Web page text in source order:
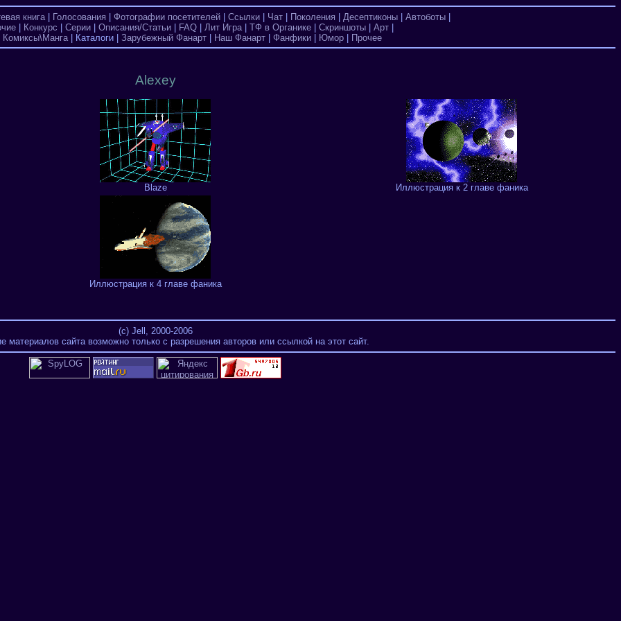
книга | Голосования | Фотографии посетителей | Ссылки | Чат | Поколения | Десептиконы | Автоботы |
| Конкурс | Серии | Описания/Статьи | FAQ | Лит Игра | ТФ в Органике | Скриншоты | Арт |
Комиксы\Манга| Каталоги | Зарубежный Фанарт| Наш Фанарт| Фанфики| Юмор| Прочее
Alexey
Blaze Иллюстрация к 2 главе фаника
Иллюстрация к 4 главе фаника
(c) Jell, 2000-2006
материалов сайта возможно только с разрешения авторов или ссылкой на этот сайт.